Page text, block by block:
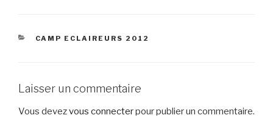
CATÉGORIES
CAMP ECLAIREURS 2012
Laisser un commentaire
Vous devezvous connecterpour publier un commentaire.